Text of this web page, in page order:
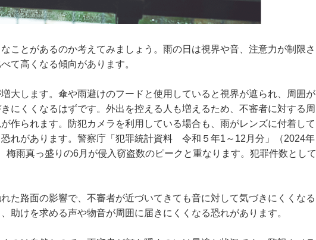
ことがあるのか考えてみましょう。雨の日は視界や音、注意力が制限さ
て高くなる傾向があります。
大します。傘や雨避けのフードと使用していると視界が遮られ、周囲が
にくくなるはずです。外出を控える人も増えるため、不審者に対する周
作られます。防犯カメラを利用している場合も、雨がレンズに付着して
れがあります。警察庁「犯罪統計資料 令和５年1～12月分」（2024年
梅雨真っ盛りの6月が侵入窃盗数のピークと重なります。犯罪件数として
た路面の影響で、不審者が近づいてきても音に対して気づきにくくなる
助けを求める声や物音が周囲に届きにくくなる恐れがあります。